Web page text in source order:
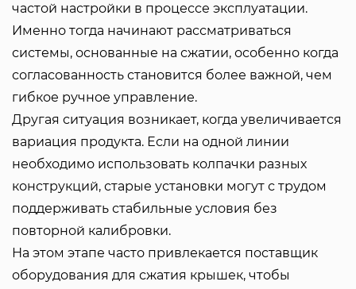
частой настройки в процессе эксплуатации.
Именно тогда начинают рассматриваться
системы, основанные на сжатии, особенно когда
согласованность становится более важной, чем
гибкое ручное управление.
Другая ситуация возникает, когда увеличивается
вариация продукта. Если на одной линии
необходимо использовать колпачки разных
конструкций, старые установки могут с трудом
поддерживать стабильные условия без
повторной калибровки.
На этом этапе часто привлекается поставщик
оборудования для сжатия крышек, чтобы